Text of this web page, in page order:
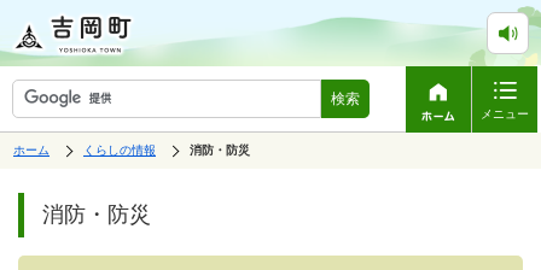
検索
メニュー
表
は、
ホーム
中
くらしの情報
の
消防・防災
す。
ジ
の
消防・防災